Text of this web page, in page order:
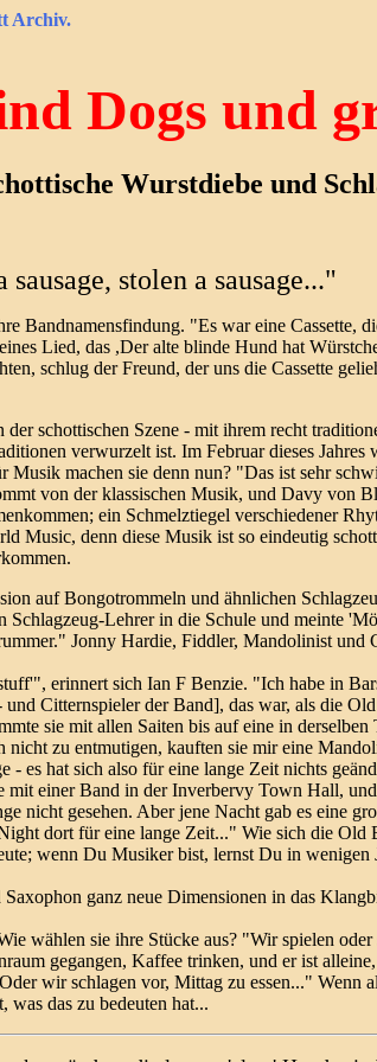
Archiv.
Dogs und
Wurstdiebe und
stolen a sausage..."
Bandnamensfindung. "Es war eine
Lied, das ,Der alte blinde Hund hat
schlug der Freund, der uns die Cassette
schottischen Szene - mit ihrem recht
verwurzelt ist. Im Februar dieses
Musik machen sie denn nun? "Das ist sehr
von der klassischen Musik, und Davy von
ein Schmelztiegel verschiedener
Music, denn diese Musik ist so eindeutig
auf Bongotrommeln und ähnlichen
Schlagzeug-Lehrer in die Schule und meinte
Jonny Hardie, Fiddler, Mandolinist und
erinnert sich Ian F Benzie. "Ich habe in
Citternspieler der Band], das war, als die
sie mit allen Saiten bis auf eine in
zu entmutigen, kauften sie mir eine
- es hat sich also für eine lange Zeit nichts
einer Band in der Inverbervy Town Hall,
nicht gesehen. Aber jene Nacht gab es eine
dort für eine lange Zeit..." Wie sich die
wenn Du Musiker bist, lernst Du in wenigen
ganz neue Dimensionen in das
wählen sie ihre Stücke aus? "Wir spielen
gegangen, Kaffee trinken, und er ist
wir schlagen vor, Mittag zu essen..."
das zu bedeuten hat...